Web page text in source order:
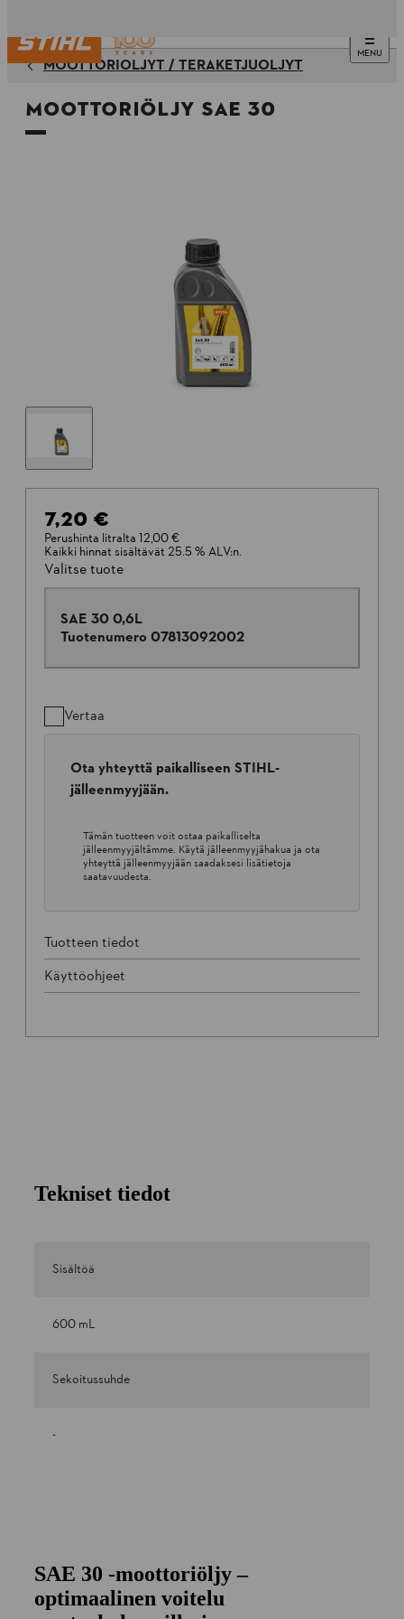
MENU
MOOTTORIÖLJYT / TERÄKETJUÖLJYT
Moottoriöljy SAE 30
7,20 €
Perushinta litralta 12,00 €
Kaikki hinnat sisältävät 25.5 % ALV:n.
Valitse tuote
SAE 30 0,6L
Tuotenumero 07813092002
Vertaa
Ota yhteyttä paikalliseen STIHL-
jälleenmyyjään.
Tämän tuotteen voit ostaa paikalliselta
jälleenmyyjältämme. Käytä jälleenmyyjähakua ja ota
yhteyttä jälleenmyyjään saadaksesi lisätietoja
saatavuudesta.
Tuotteen tiedot
Käyttöohjeet
Tekniset tiedot
Sisältöä
600 mL
Sekoitussuhde
-
SAE 30 -moottoriöljy –
optimaalinen voitelu